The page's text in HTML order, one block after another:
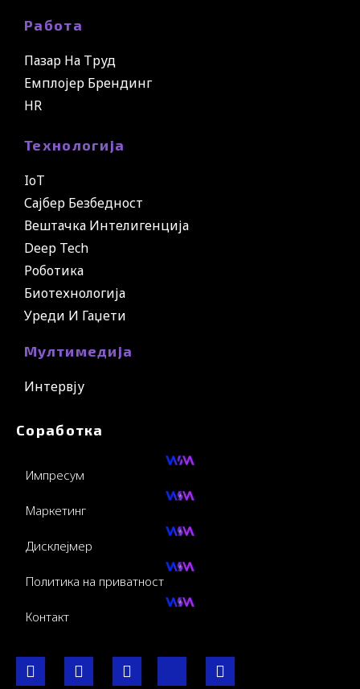
Работа
Пазар На Труд
Емплојер Брендинг
HR
Технологија
IoT
Сајбер Безбедност
Вештачка Интелигенција
Deep Tech
Роботика
Биотехнологија
Уреди И Гаџети
Мултимедија
Интервју
Соработка
Импресум
Маркетинг
Дисклејмер
Политика на приватност
Контакт
F
a
I
n
Y
o
L
i